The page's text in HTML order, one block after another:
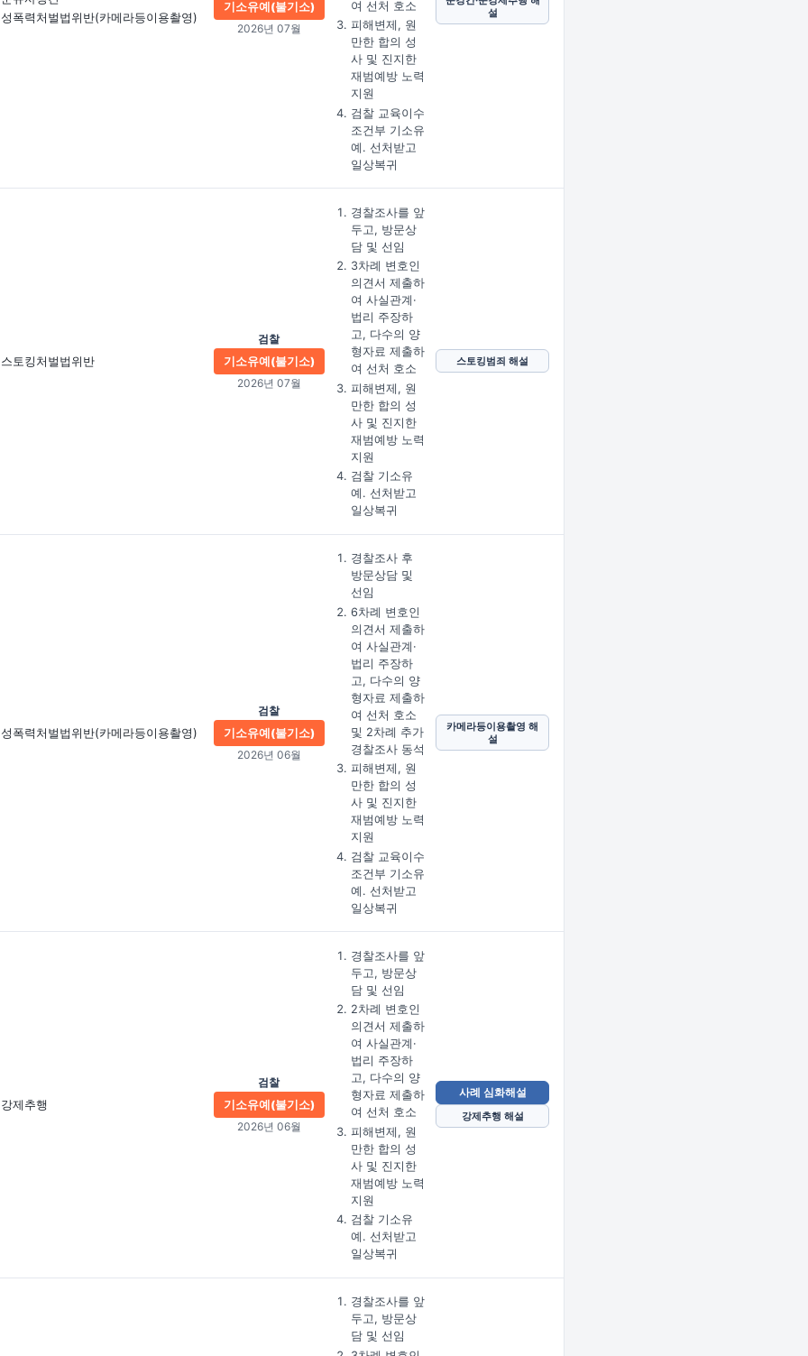
성폭력처벌법위반(카메라등이용촬영)
기소유예(불기소)
2026년 07월
여 선처 호소
피해변제, 원
만한 합의 성
사 및 진지한
재범예방 노력
지원
검찰 교육이수
조건부 기소유
예. 선처받고
일상복귀
설
스토킹처벌법위반
검찰
기소유예(불기소)
2026년 07월
경찰조사를 앞
두고, 방문상
담 및 선임
3차례 변호인
의견서 제출하
여 사실관계·
법리 주장하
고, 다수의 양
형자료 제출하
여 선처 호소
피해변제, 원
만한 합의 성
사 및 진지한
재범예방 노력
지원
검찰 기소유
예. 선처받고
일상복귀
스토킹범죄 해설
성폭력처벌법위반(카메라등이용촬영)
검찰
기소유예(불기소)
2026년 06월
경찰조사 후
방문상담 및
선임
6차례 변호인
의견서 제출하
여 사실관계·
법리 주장하
고, 다수의 양
형자료 제출하
여 선처 호소
및 2차례 추가
경찰조사 동석
피해변제, 원
만한 합의 성
사 및 진지한
재범예방 노력
지원
검찰 교육이수
조건부 기소유
예. 선처받고
일상복귀
카메라등이용촬영 해
설
강제추행
검찰
기소유예(불기소)
2026년 06월
경찰조사를 앞
두고, 방문상
담 및 선임
2차례 변호인
의견서 제출하
여 사실관계·
법리 주장하
고, 다수의 양
형자료 제출하
여 선처 호소
피해변제, 원
만한 합의 성
사 및 진지한
재범예방 노력
지원
검찰 기소유
예. 선처받고
일상복귀
사례 심화해설
강제추행 해설
경찰조사를 앞
두고, 방문상
담 및 선임